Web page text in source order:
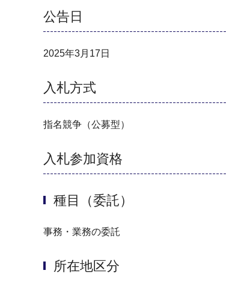
公告日
2025年3月17日
入札方式
指名競争（公募型）
入札参加資格
種目（委託）
事務・業務の委託
所在地区分